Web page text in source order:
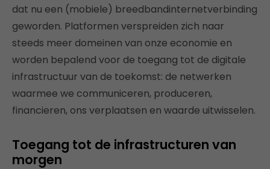
dat nu een (mobiele) breedbandinternetverbinding
geworden. Platformen verspreiden zich naar
steeds meer domeinen van onze economie en
worden bepalend voor de toegang tot de digitale
infrastructuur van de toekomst: de netwerken
waarmee we communiceren, produceren,
financieren, ons verplaatsen en waarde uitwisselen.
Toegang tot de infrastructuren van
morgen